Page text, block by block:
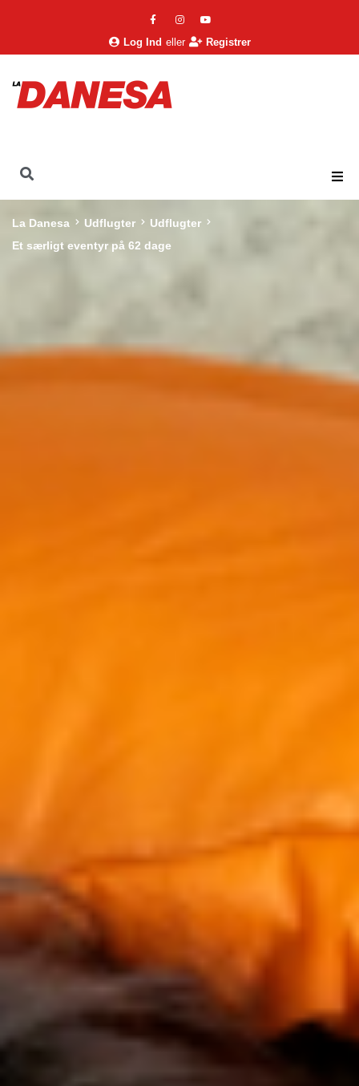
Log Ind eller Registrer
La Danesa Udflugter
Udflugter
Et særligt eventyr på 62 dage